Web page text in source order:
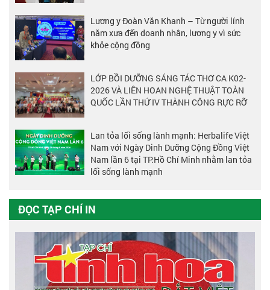
Lương y Đoàn Văn Khanh – Từ người lính
năm xưa đến doanh nhân, lương y vì sức
khỏe cộng đồng
LỚP BỒI DƯỠNG SÁNG TÁC THƠ CA K02-
2026 VÀ LIÊN HOAN NGHỆ THUẬT TOÀN
QUỐC LẦN THỨ IV THÀNH CÔNG RỰC RỠ
Lan tỏa lối sống lành mạnh: Herbalife Việt
Nam với Ngày Dinh Dưỡng Cộng Đồng Việt
Nam lần 6 tại TP.Hồ Chí Minh nhằm lan tỏa
lối sống lành mạnh
ĐỌC TẠP CHÍ IN